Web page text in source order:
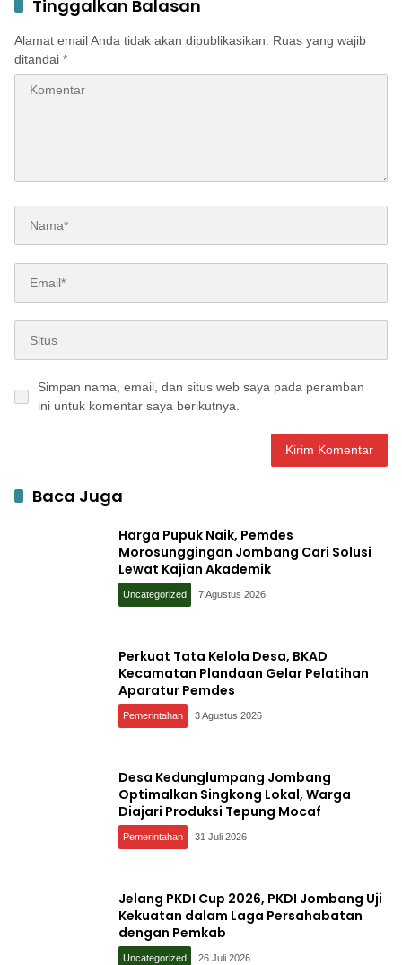
Tinggalkan Balasan
Alamat email Anda tidak akan dipublikasikan.
Ruas yang wajib
ditandai *
Simpan nama, email, dan situs web saya pada peramban
ini untuk komentar saya berikutnya.
Baca Juga
Harga Pupuk Naik, Pemdes
Morosunggingan Jombang Cari Solusi
Lewat Kajian Akademik
Uncategorized 7 Agustus 2026
Perkuat Tata Kelola Desa, BKAD
Kecamatan Plandaan Gelar Pelatihan
Aparatur Pemdes
Pemerintahan 3 Agustus 2026
Desa Kedunglumpang Jombang
Optimalkan Singkong Lokal, Warga
Diajari Produksi Tepung Mocaf
Pemerintahan 31 Juli 2026
Jelang PKDI Cup 2026, PKDI Jombang Uji
Kekuatan dalam Laga Persahabatan
dengan Pemkab
Uncategorized 26 Juli 2026